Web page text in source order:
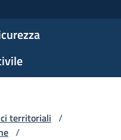
territoriali /
/